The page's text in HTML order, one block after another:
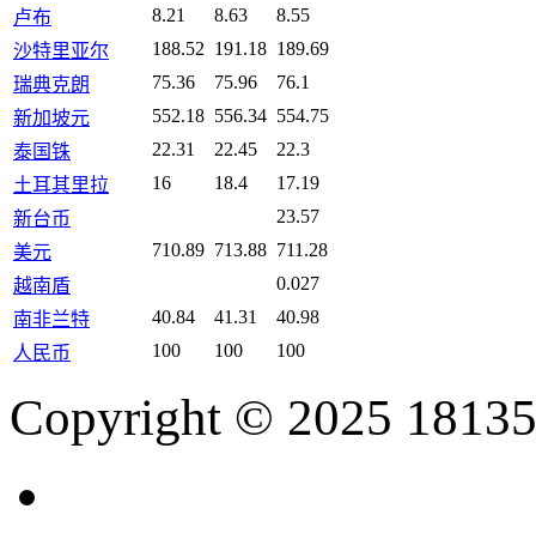
卢布
8.21 8.63
8.55
沙特里亚尔
188.52 191.18 189.69
瑞典克朗
75.36 75.96
76.1
新加坡元
552.18 556.34 554.75
泰国铢
22.31 22.45
22.3
土耳其里拉
16 18.4
17.19
新台币
23.57
美元
710.89 713.88 711.28
越南盾
0.027
南非兰特
40.84 41.31
40.98
人民币
100 100 100
Copyright © 2025